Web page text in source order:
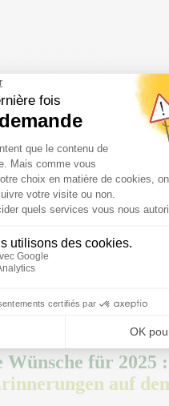
Wünsche für 2025 :
auf